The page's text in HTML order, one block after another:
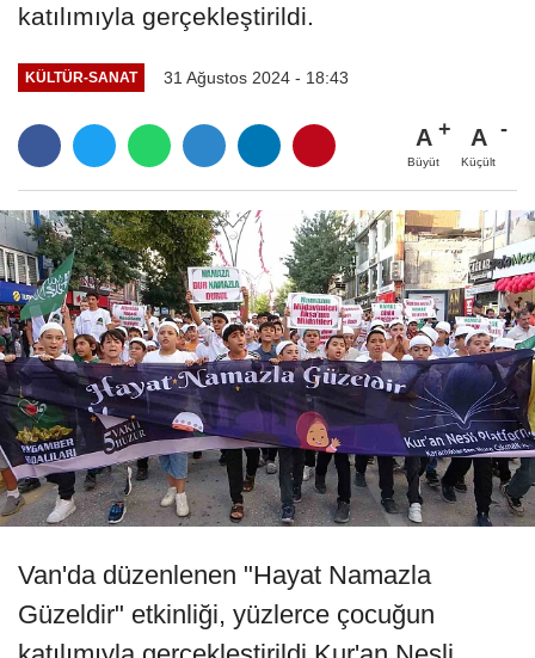
katılımıyla gerçekleştirildi.
KÜLTÜR-SANAT 31 Ağustos 2024 - 18:43
A
Büyüt
A
Küçült
Van'da düzenlenen "Hayat Namazla
Güzeldir" etkinliği, yüzlerce çocuğun